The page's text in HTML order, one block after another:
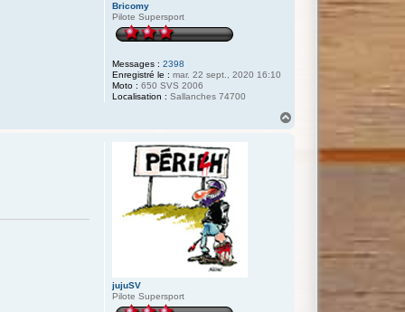
Bricomy
Pilote Supersport
Messages : 2398
Enregistré le : mar. 22 sept., 2020 16:10
Moto : 650 SVS 2006
Localisation : Sallanches 74700
jujuSV
Pilote Supersport